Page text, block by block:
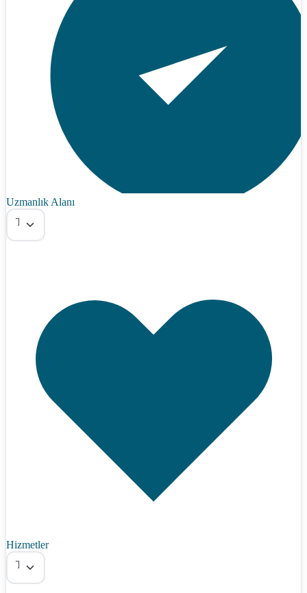
Uzmanlık Alanı
Tümü
Hizmetler
Tümü